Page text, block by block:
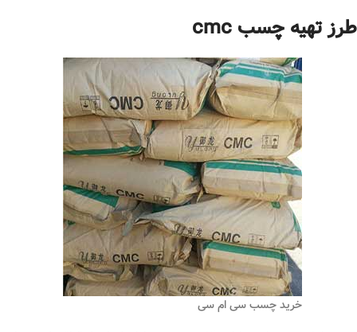
طرز تهیه چسب cmc
خرید چسب سی ام سی